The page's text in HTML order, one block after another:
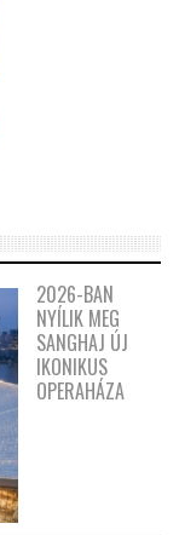
2026-BAN
NYÍLIK MEG
SANGHAJ ÚJ
IKONIKUS
OPERAHÁZA